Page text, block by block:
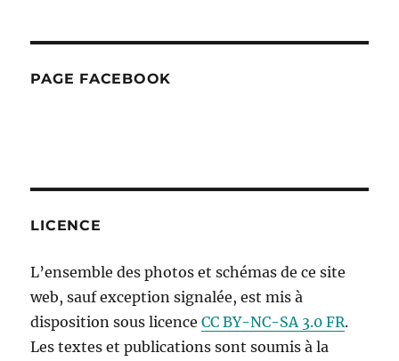
PAGE FACEBOOK
LICENCE
L’ensemble des photos et schémas de ce site
web, sauf exception signalée, est mis à
disposition sous licenceCC BY-NC-SA 3.0 FR.
Les textes et publications sont soumis à la